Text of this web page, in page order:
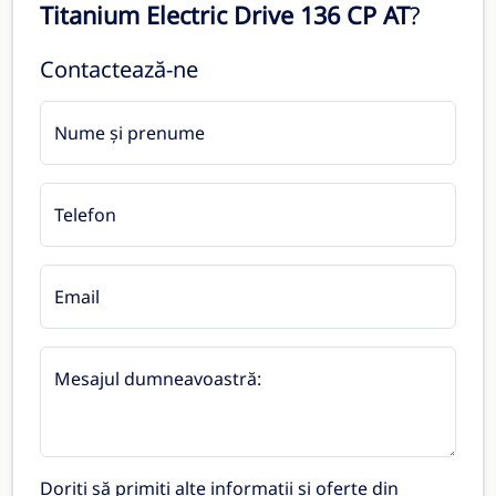
Titanium Electric Drive 136 CP AT?
Contactează-ne
Nume și prenume
Telefon
Email
Mesajul dumneavoastră:
Doriți să primiți alte informații și oferte din